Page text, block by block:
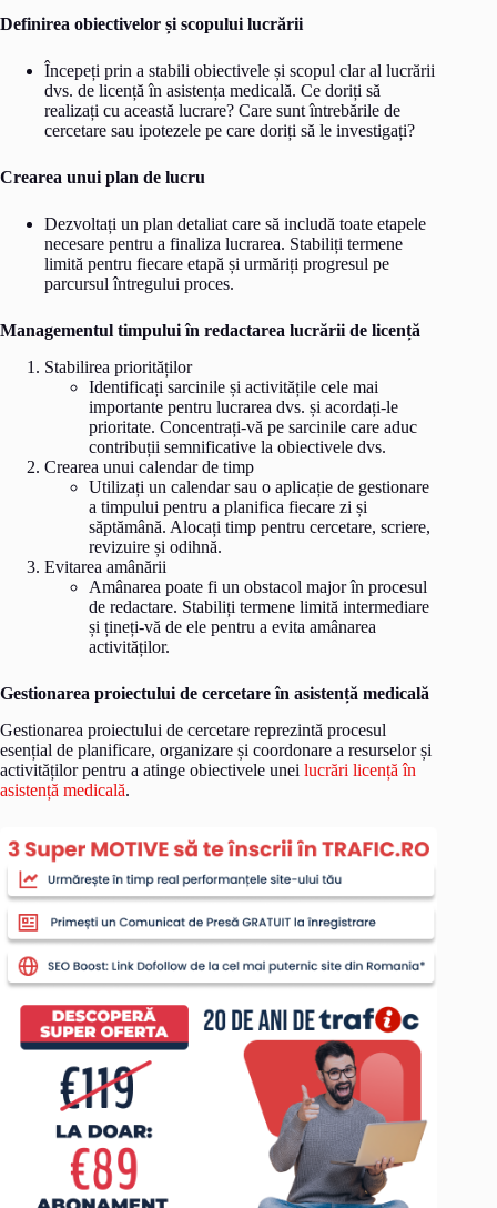
Definirea obiectivelor și scopului lucrării
Începeți prin a stabili obiectivele și scopul clar al lucrării
dvs. de licență în asistența medicală. Ce doriți să
realizați cu această lucrare? Care sunt întrebările de
cercetare sau ipotezele pe care doriți să le investigați?
Crearea unui plan de lucru
Dezvoltați un plan detaliat care să includă toate etapele
necesare pentru a finaliza lucrarea. Stabiliți termene
limită pentru fiecare etapă și urmăriți progresul pe
parcursul întregului proces.
Managementul timpului în redactarea lucrării de licență
Stabilirea priorităților
Identificați sarcinile și activitățile cele mai
importante pentru lucrarea dvs. și acordați-le
prioritate. Concentrați-vă pe sarcinile care aduc
contribuții semnificative la obiectivele dvs.
Crearea unui calendar de timp
Utilizați un calendar sau o aplicație de gestionare
a timpului pentru a planifica fiecare zi și
săptămână. Alocați timp pentru cercetare, scriere,
revizuire și odihnă.
Evitarea amânării
Amânarea poate fi un obstacol major în procesul
de redactare. Stabiliți termene limită intermediare
și țineți-vă de ele pentru a evita amânarea
activităților.
Gestionarea proiectului de cercetare în asistență medicală
Gestionarea proiectului de cercetare reprezintă procesul
esențial de planificare, organizare și coordonare a resurselor și
activităților pentru a atinge obiectivele unei lucrări licență în
asistență medicală.